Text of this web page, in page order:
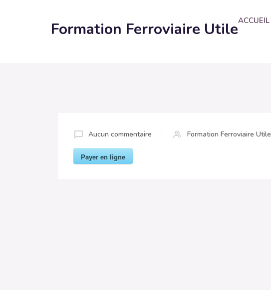
Formation Ferroviaire UtileACCUEIL
Aucun commentaire Formation Ferroviaire Utile
Payer en ligne